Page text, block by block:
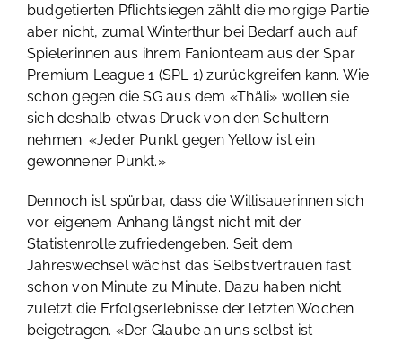
budgetierten Pflichtsiegen zählt die morgige Partie
aber nicht, zumal Winterthur bei Bedarf auch auf
Spielerinnen aus ihrem Fanionteam aus der Spar
Premium League 1 (SPL 1) zurückgreifen kann. Wie
schon gegen die SG aus dem «Thäli» wollen sie
sich deshalb etwas Druck von den Schultern
nehmen. «Jeder Punkt gegen Yellow ist ein
gewonnener Punkt.»
Dennoch ist spürbar, dass die Willisauerinnen sich
vor eigenem Anhang längst nicht mit der
Statistenrolle zufriedengeben. Seit dem
Jahreswechsel wächst das Selbstvertrauen fast
schon von Minute zu Minute. Dazu haben nicht
zuletzt die Erfolgserlebnisse der letzten Wochen
beigetragen. «Der Glaube an uns selbst ist